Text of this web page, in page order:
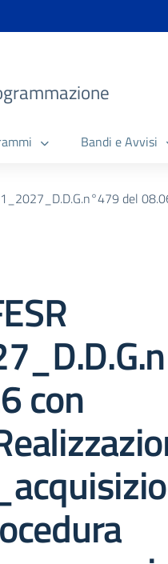
Bandi e Avvisi
del
con